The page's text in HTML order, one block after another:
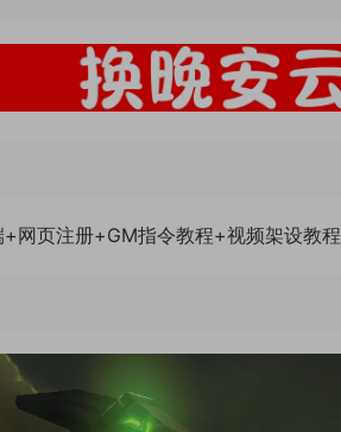
网页注册+GM指令教程+视频架设教程